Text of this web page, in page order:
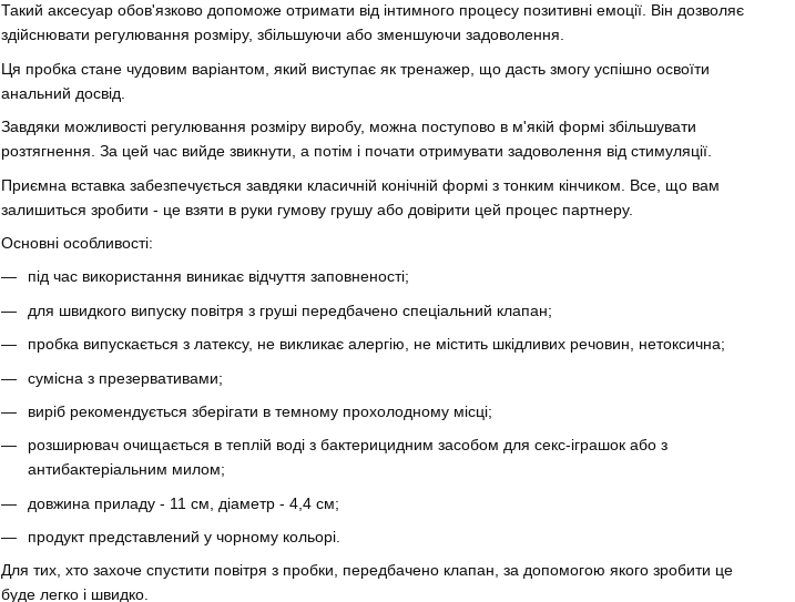
Такий аксесуар обов'язково допоможе отримати від інтимного процесу позитивні емоції. Він дозволяє
здійснювати регулювання розміру, збільшуючи або зменшуючи задоволення.
Ця пробка стане чудовим варіантом, який виступає як тренажер, що дасть змогу успішно освоїти
анальний досвід.
Завдяки можливості регулювання розміру виробу, можна поступово в м'якій формі збільшувати
розтягнення. За цей час вийде звикнути, а потім і почати отримувати задоволення від стимуляції.
Приємна вставка забезпечується завдяки класичній конічній формі з тонким кінчиком. Все, що вам
залишиться зробити - це взяти в руки гумову грушу або довірити цей процес партнеру.
Основні особливості:
під час використання виникає відчуття заповненості;
для швидкого випуску повітря з груші передбачено спеціальний клапан;
пробка випускається з латексу, не викликає алергію, не містить шкідливих речовин, нетоксична;
сумісна з презервативами;
виріб рекомендується зберігати в темному прохолодному місці;
розширювач очищається в теплій воді з бактерицидним засобом для секс-іграшок або з
антибактеріальним милом;
довжина приладу - 11 см, діаметр - 4,4 см;
продукт представлений у чорному кольорі.
Для тих, хто захоче спустити повітря з пробки, передбачено клапан, за допомогою якого зробити це
буде легко і швидко.